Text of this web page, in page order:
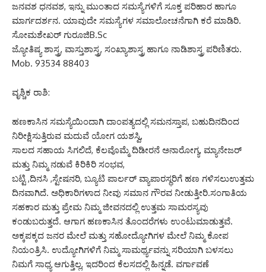
ಜನವಶ ಧನವಶ, ಇನ್ನು ಮುಂತಾದ ಸಮಸ್ಯೆಗಳಿಗೆ ಸೂಕ್ತ ಪರಿಹಾರ ಹಾಗೂ
ಮಾರ್ಗದರ್ಶನ. ಯಾವುದೇ ಸಮಸ್ಯೆಗಳ ಸಮಾಲೋಚನೆಗಾಗಿ ಕರೆ ಮಾಡಿರಿ.
ಸೋಮಶೇಖರ್ ಗುರೂಜಿB.Sc
ಜ್ಯೋತಿಷ್ಯ ಶಾಸ್ತ್ರ, ವಾಸ್ತುಶಾಸ್ತ್ರ, ಸಂಖ್ಯಾಶಾಸ್ತ್ರ ಹಾಗೂ ನಾಡಿಶಾಸ್ತ್ರ ಪರಿಣಿತರು.
Mob. 93534 88403
ವೃಶ್ಚಿಕ ರಾಶಿ:
ಹಣಕಾಸಿನ ಸಮಸ್ಯೆಯಿಂದಾಗಿ ದಾಂಪತ್ಯದಲ್ಲಿ ಸಮನಸ್ತಾಪ, ಬಹುದಿನದಿಂದ
ನಿರೀಕ್ಷಿಸುತ್ತಿರುವ ಮದುವೆ ಯೋಗ ಯಶಸ್ವಿ,
ಸಾಲದ ಸಹಾಯ ಸಿಗಲಿದೆ, ಕೆಲವೊಮ್ಮೆ ದಿಡೀರನೆ ಅನಾರೋಗ್ಯ, ಮ್ಯಾನೇಜರ್
ಮತ್ತು ನಿಮ್ಮ ನಡುವೆ ಕಿರಿಕಿರಿ ಸಂಭವ,
ಬಟ್ಟಿ ,ದಿನಸಿ ,ಸ್ಟೇಷನರಿ, ಬ್ಯೂಟಿ ಪಾರ್ಲರ್ ವ್ಯಾಪಾರಸ್ಥರಿಗೆ ಹಣ ಗಳಿಸಲುಉತ್ತಮ
ದಿನವಾಗಿದೆ. ಅಧಿಕಾರಿಗಳಾದ ನೀವು ಸಮಾನ ಗೌರವ ನೀಡುತ್ತೀರಿ.ಸಂಗಾತಿಯ
ಸಹಕಾರ ಮತ್ತು ಪ್ರೇಮ ನಿಮ್ಮ ಜೀವನದಲ್ಲಿ ಉತ್ತಮ ಸಾಮರಸ್ಯವು
ಕಂಡುಬರುತ್ತದೆ. ಆಗಾಗ ಹಣಕಾಸಿನ ತೊಂದರೆಗಳು ಉಂಟುಮಾಡುತ್ತವೆ.
ಅಕ್ಕಪಕ್ಕದ ಜನರ ಮೇಲೆ ಮತ್ತು ಸಹೋದ್ಯೋಗಿಗಳ ಮೇಲೆ ನಿಮ್ಮ ಕೋಪ
ನಿಯಂತ್ರಿಸಿ. ಉದ್ಯೋಗಿಗಳಿಗೆ ನಿಮ್ಮ ಸಾಮರ್ಥ್ಯವನ್ನು ಸರಿಯಾಗಿ ಬಳಸಲು
ನಿಮಗೆ ಸಾಧ್ಯ ಆಗುತ್ತಿಲ್ಲ, ಇದರಿಂದ ಕೆಲಸದಲ್ಲಿ ಹಿನ್ನಡೆ. ವರ್ಗಾವಣೆ